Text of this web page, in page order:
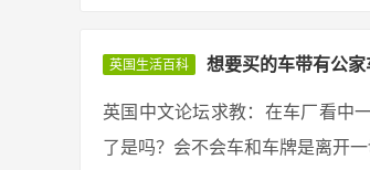
英国生活百科 想要买的车带有公家
英国中文论坛求教：在车厂看中
了是吗？会不会车和车牌是离开